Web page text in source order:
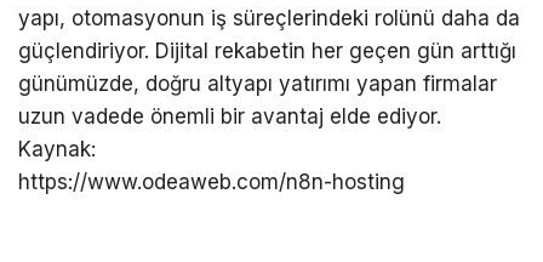
yapı, otomasyonun iş süreçlerindeki rolünü daha da
güçlendiriyor. Dijital rekabetin her geçen gün arttığı
günümüzde, doğru altyapı yatırımı yapan firmalar
uzun vadede önemli bir avantaj elde ediyor.
Kaynak:
https://www.odeaweb.com/n8n-hosting